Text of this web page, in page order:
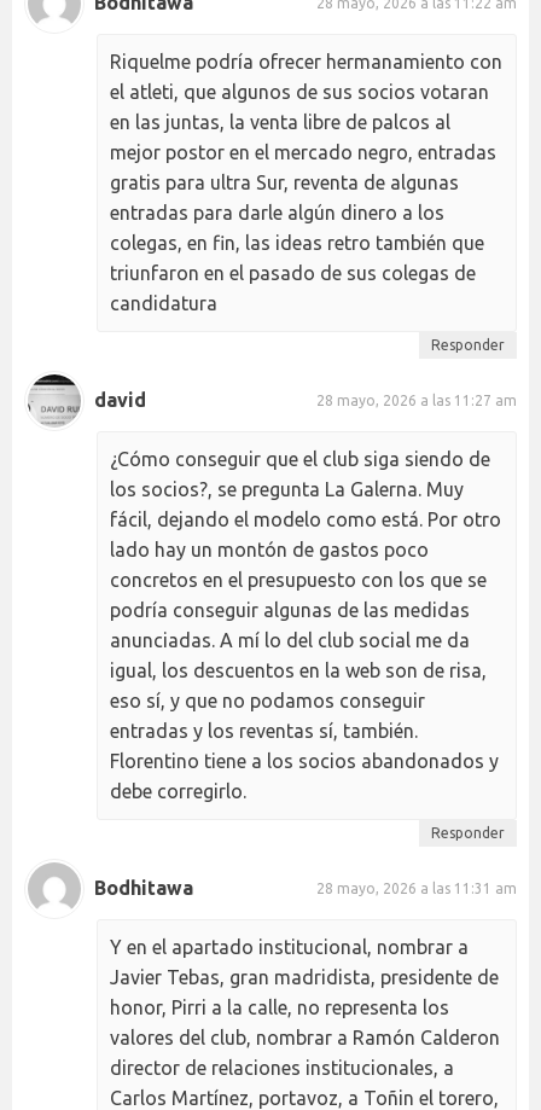
28 mayo, 2026 a las 11:22 am
Riquelme podría ofrecer hermanamiento con
el atleti, que algunos de sus socios votaran
en las juntas, la venta libre de palcos al
mejor postor en el mercado negro, entradas
gratis para ultra Sur, reventa de algunas
entradas para darle algún dinero a los
colegas, en fin, las ideas retro también que
triunfaron en el pasado de sus colegas de
candidatura
Responder
david 28 mayo, 2026 a las 11:27 am
¿Cómo conseguir que el club siga siendo de
los socios?, se pregunta La Galerna. Muy
fácil, dejando el modelo como está. Por otro
lado hay un montón de gastos poco
concretos en el presupuesto con los que se
podría conseguir algunas de las medidas
anunciadas. A mí lo del club social me da
igual, los descuentos en la web son de risa,
eso sí, y que no podamos conseguir
entradas y los reventas sí, también.
Florentino tiene a los socios abandonados y
debe corregirlo.
Responder
Bodhitawa 28 mayo, 2026 a las 11:31 am
Y en el apartado institucional, nombrar a
Javier Tebas, gran madridista, presidente de
honor, Pirri a la calle, no representa los
valores del club, nombrar a Ramón Calderon
director de relaciones institucionales, a
Carlos Martínez, portavoz, a Toñin el torero,